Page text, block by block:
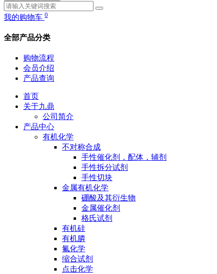
我的购物车 0
全部产品分类
购物流程
会员介绍
产品查询
首页
关于九鼎
公司简介
产品中心
有机化学
不对称合成
手性催化剂，配体，辅剂
手性拆分试剂
手性切块
金属有机化学
硼酸及其衍生物
金属催化剂
格氏试剂
有机硅
有机膦
氟化学
缩合试剂
点击化学